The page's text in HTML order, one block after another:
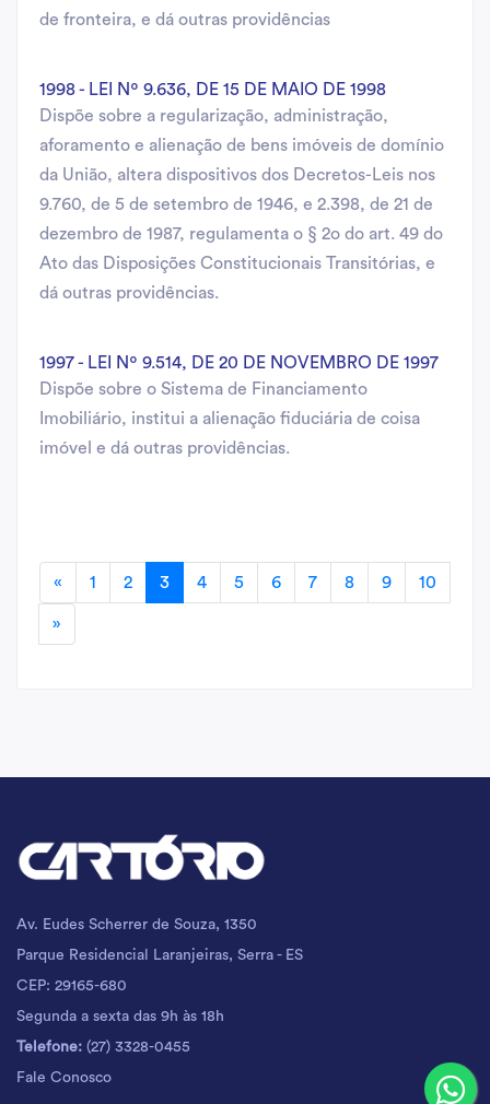
de fronteira, e dá outras providências
1998 - LEI Nº 9.636, DE 15 DE MAIO DE 1998
Dispõe sobre a regularização, administração,
aforamento e alienação de bens imóveis de domínio
da União, altera dispositivos dos Decretos-Leis nos
9.760, de 5 de setembro de 1946, e 2.398, de 21 de
dezembro de 1987, regulamenta o § 2o do art. 49 do
Ato das Disposições Constitucionais Transitórias, e
dá outras providências.
1997 - LEI Nº 9.514, DE 20 DE NOVEMBRO DE 1997
Dispõe sobre o Sistema de Financiamento
Imobiliário, institui a alienação fiduciária de coisa
imóvel e dá outras providências.
« 1 2 3 4 5 6 7 8 9 10
»
Av. Eudes Scherrer de Souza, 1350
Parque Residencial Laranjeiras, Serra - ES
CEP: 29165-680
Segunda a sexta das 9h às 18h
Telefone: (27) 3328-0455
Fale Conosco